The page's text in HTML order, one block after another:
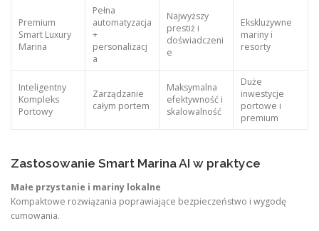
Premium
Smart Luxury
Marina
Pełna
automatyzacja
+
personalizacj
a
Najwyższy
prestiż i
doświadczeni
e
Ekskluzywne
mariny i
resorty
Inteligentny
Kompleks
Portowy
Zarządzanie
całym portem
Maksymalna
efektywność i
skalowalność
Duże
inwestycje
portowe i
premium
Zastosowanie Smart Marina AI w praktyce
Małe przystanie i mariny lokalne
Kompaktowe rozwiązania poprawiające bezpieczeństwo i wygodę
cumowania.